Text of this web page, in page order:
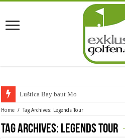
Luštica Bay baut Monten
Home / Tag Archives: Legends Tour
Tag Archives: Legends Tour